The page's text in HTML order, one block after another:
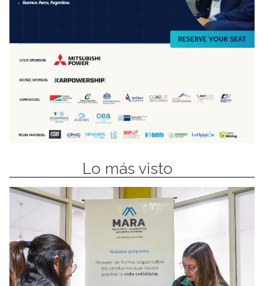
Lo más visto